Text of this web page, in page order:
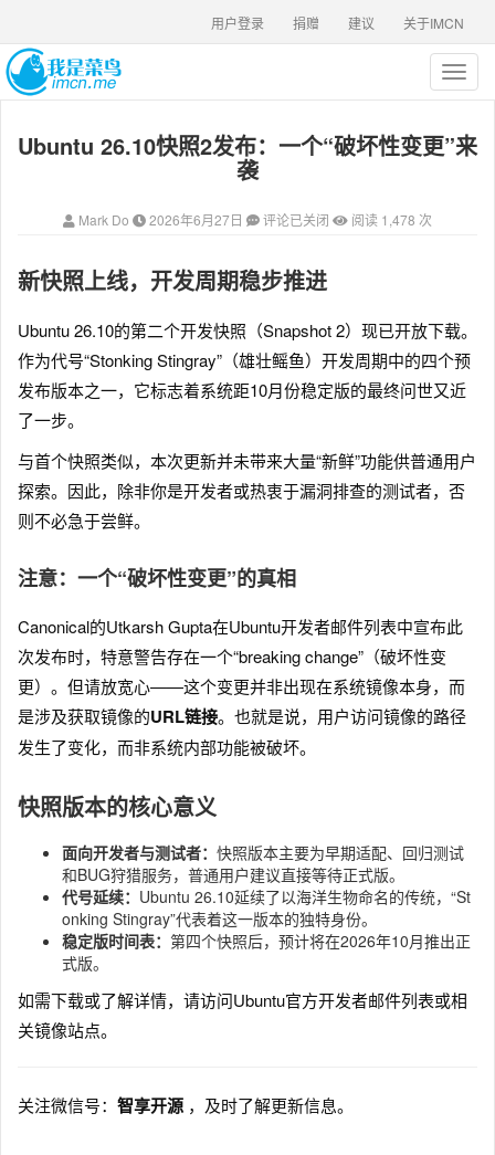
关于IMCN
建议
捐赠
用户登录
T
o
g
a
t
i
o
Ubuntu 26.10快照2发布：一个“破坏性变更”来
袭
Mark Do 2026年6月27日 评论已关闭 阅读 1,478 次
新快照上线，开发周期稳步推进
Ubuntu 26.10的第二个开发快照（Snapshot 2）现已开放下载。
作为代号“Stonking Stingray”（雄壮鳐鱼）开发周期中的四个预
发布版本之一，它标志着系统距10月份稳定版的最终问世又近
了一步。
与首个快照类似，本次更新并未带来大量“新鲜”功能供普通用户
探索。因此，除非你是开发者或热衷于漏洞排查的测试者，否
则不必急于尝鲜。
注意：一个“破坏性变更”的真相
Canonical的Utkarsh Gupta在Ubuntu开发者邮件列表中宣布此
次发布时，特意警告存在一个“breaking change”（破坏性变
更）。但请放宽心——这个变更并非出现在系统镜像本身，而
是涉及获取镜像的URL链接。也就是说，用户访问镜像的路径
发生了变化，而非系统内部功能被破坏。
快照版本的核心意义
面向开发者与测试者： 快照版本主要为早期适配、回归测试
和BUG狩猎服务，普通用户建议直接等待正式版。
代号延续： Ubuntu 26.10延续了以海洋生物命名的传统，“St
onking Stingray”代表着这一版本的独特身份。
稳定版时间表： 第四个快照后，预计将在2026年10月推出正
式版。
如需下载或了解详情，请访问Ubuntu官方开发者邮件列表或相
关镜像站点。
关注微信号： 智享开源 ，及时了解更新信息。